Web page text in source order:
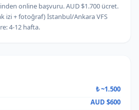
online başvuru. AUD $1.700 ücret.
izi + fotoğraf) İstanbul/Ankara VFS
4-12 hafta.
₺ ~1.500
AUD $600